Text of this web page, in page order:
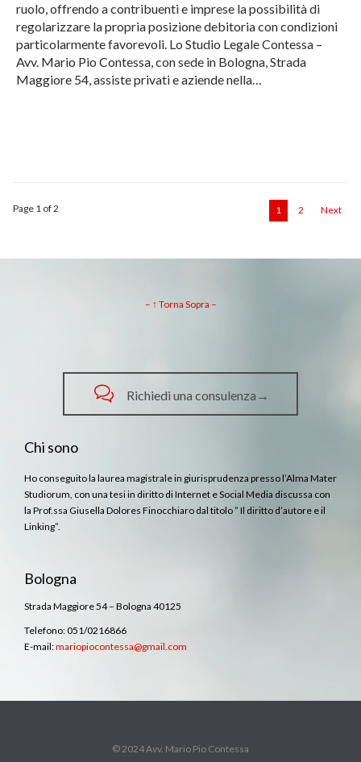
ruolo, offrendo a contribuenti e imprese la possibilità di
regolarizzare la propria posizione debitoria con condizioni
particolarmente favorevoli. Lo Studio Legale Contessa –
Avv. Mario Pio Contessa, con sede in Bologna, Strada
Maggiore 54, assiste privati e aziende nella…
Page 1 of 2 1 2 Next
– ↑ Torna Sopra –
 Richiedi una consulenza→
Chi sono
Ho conseguito la laurea magistrale in giurisprudenza presso l’Alma Mater
Studiorum, con una tesi in diritto di Internet e Social Media discussa con
la Prof.ssa Giusella Dolores Finocchiaro dal titolo ” Il diritto d’autore e il
Linking”.
Bologna
Strada Maggiore 54 – Bologna 40125
Telefono: 051/0216866
E-mail:mariopiocontessa@gmail.com
© 2024 Avv. Mario Pio Contessa